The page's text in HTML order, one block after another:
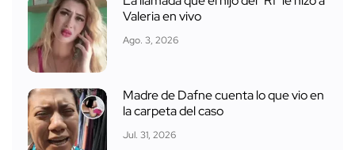
Valeria en vivo
Ago. 3, 2026
Madre de Dafne cuenta lo que vio en
la carpeta del caso
Jul. 31, 2026